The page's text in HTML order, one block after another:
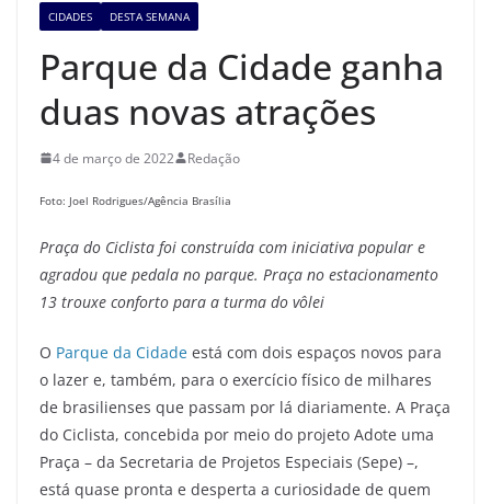
CIDADES DESTA SEMANA
Parque da Cidade ganha
duas novas atrações
4 de março de 2022 Redação
Foto: Joel Rodrigues/Agência Brasília
Praça do Ciclista foi construída com iniciativa popular e
agradou que pedala no parque. Praça no estacionamento
13 trouxe conforto para a turma do vôlei
O Parque da Cidade está com dois espaços novos para
o lazer e, também, para o exercício físico de milhares
de brasilienses que passam por lá diariamente. A Praça
do Ciclista, concebida por meio do projeto Adote uma
Praça – da Secretaria de Projetos Especiais (Sepe) –,
está quase pronta e desperta a curiosidade de quem